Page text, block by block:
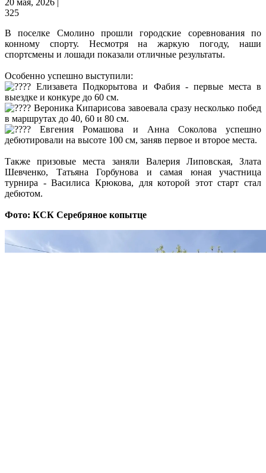
325
В поселке Смолино прошли городские соревнования по
конному спорту. Несмотря на жаркую погоду, наши
спортсмены и лошади показали отличные результаты.
Особенно успешно выступили:
Елизавета Подкорытова и Фабия - первые места в
выездке и конкуре до 60 см.
Вероника Кипарисова завоевала сразу несколько побед
в маршрутах до 40, 60 и 80 см.
Евгения Ромашова и Анна Соколова успешно
дебютировали на высоте 100 см, заняв первое и второе места.
Также призовые места заняли Валерия Липовская, Злата
Шевченко, Татьяна Горбунова и самая юная участница
турнира - Василиса Крюкова, для которой этот старт стал
дебютом.
Фото: КСК Серебряное копытце